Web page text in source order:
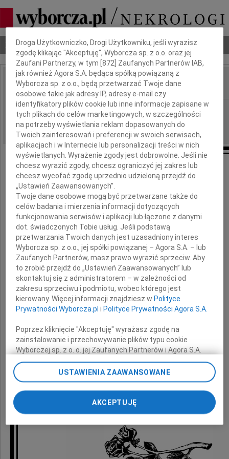
Nekrologi Odeszli Poradnik pogrzebowy
IMIĘ I NAZWISKO:
REGION: Kraków
DATA EMISJI: 07.02.2011
Przyjacielowi
Wiesławowi Ibek
Prezydentowi Fundacji "Prometeusz"
wyrazy najgłębszego współczucia
z powodu śmierci ukochanego Brata
Stanisława
składają
oraz Zarząd i Rada Fundacji
Dbamy o Twoją prywatność
Droga Użytkowniczko, Drogi Użytkowniku, jeśli wyrazisz
zgodę klikając "Akceptuję", Wyborcza sp. z o.o. oraz jej
Zaufani Partnerzy, w tym [872 ] Zaufanych Partnerów IAB,
jak również Agora S.A. będąca spółką powiązaną z
Wyborcza sp. z o.o., będą przetwarzać Twoje dane
osobowe takie jak adresy IP, adresy e-mail czy
identyfikatory plików cookie lub inne informacje zapisane w
tych plikach do celów marketingowych, w szczególności
na potrzeby wyświetlania reklam dopasowanych do
Twoich zainteresowań i preferencji w swoich serwisach,
aplikacjach i w Internecie lub personalizacji treści w nich
wyświetlanych. Wyrażenie zgody jest dobrowolne. Jeśli nie
chcesz wyrazić zgody, chcesz ograniczyć jej zakres lub
chcesz wycofać zgodę uprzednio udzieloną przejdź do
„Ustawień Zaawansowanych”.
Twoje dane osobowe mogą być przetwarzane także do
celów badania i mierzenia informacji dotyczących
funkcjonowania serwisów i aplikacji lub łączone z danymi
dot. świadczonych Tobie usług. Jeśli podstawą
przetwarzania Twoich danych jest uzasadniony interes
Wyborcza sp. z o.o., jej spółki powiązanej – Agora S.A. – lub
Zaufanych Partnerów, masz prawo wyrazić sprzeciw. Aby
to zrobić przejdź do „Ustawień Zaawansowanych” lub
skontaktuj się z administratorem – w zależności od
zakresu sprzeciwu i podmiotu, wobec którego jest
kierowany. Więcej informacji znajdziesz w Polityce
Prywatności Wyborcza.pl i Polityce Prywatności Agora S.A.
Poprzez kliknięcie "Akceptuję" wyrażasz zgodę na
zainstalowanie i przechowywanie plików typu cookie
Wyborczej sp. z o. o. jej Zaufanych Partnerów i Agora S.A.
na Twoim urządzeniu końcowym. Możesz też w każdej
chwili zmienić swoje preferencje dot. plików cookie,
ponownie wywołując narzędzie do zarządzania Twoimi
preferencjami dot. przetwarzania danych poprzez
odnośnik „Ustawienia prywatności” w stopce serwisu i
przechodząc do sekcji „Ustawienia zaawansowane”.
pomocą ustawień przeglądarki.
My, nasi Zaufani Partnerzy i Agora S.A. możemy
USTAWIENIA ZAAWANSOWANE
AKCEPTUJĘ